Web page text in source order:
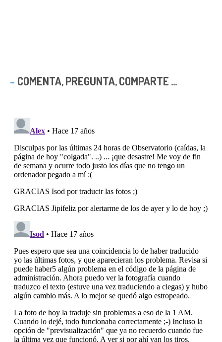
COMENTA, PREGUNTA, COMPARTE ...